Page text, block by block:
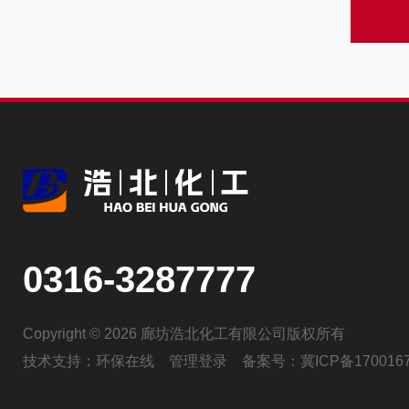
0316-3287777
Copyright © 2026 廊坊浩北化工有限公司版权所有
技术支持： 环保在线 管理登录 备案号： 冀ICP备